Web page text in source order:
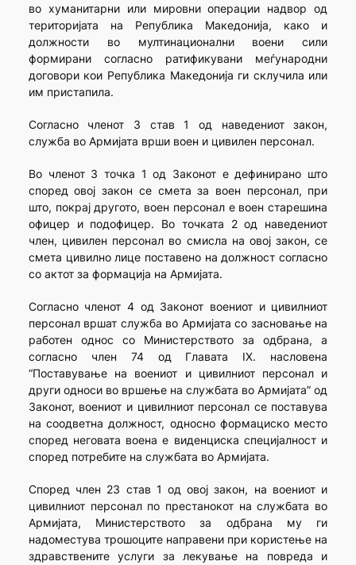
во хуманитарни или мировни операции надвор од
територијата на Република Македонија, како и
должности во мултинационални воени сили
формирани согласно ратификувани меѓународни
договори кои Република Македонија ги склучила или
им пристапила.
Согласно членот 3 став 1 од наведениот закон,
служба во Армијата врши воен и цивилен персонал.
Во членот 3 точка 1 од Законот е дефинирано што
според овој закон се смета за воен персонал, при
што, покрај другото, воен персонал е воен старешина
офицер и подофицер. Во точката 2 од наведениот
член, цивилен персонал во смисла на овој закон, се
смета цивилно лице поставено на должност согласно
со актот за формација на Армијата.
Согласно членот 4 од Законот воениот и цивилниот
персонал вршат служба во Армијата со засновање на
работен однос со Министерството за одбрана, а
согласно член 74 од Главата IX. насловена
“Поставување на воениот и цивилниот персонал и
други односи во вршење на службата во Армијата” од
Законот, воениот и цивилниот персонал се поставува
на соодветна должност, односно формациско место
според неговата воена е виденциска специјалност и
според потребите на службата во Армијата.
Според член 23 став 1 од овој закон, на воениот и
цивилниот персонал по престанокот на службата во
Армијата, Министерството за одбрана му ги
надоместува трошоците направени при користење на
здравствените услуги за лекување на повреда и